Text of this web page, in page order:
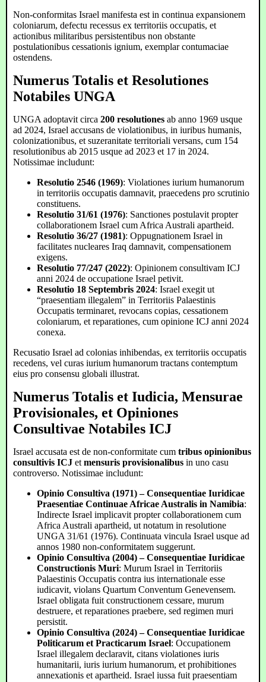
Non-conformitas Israel manifesta est in continua expansionem
coloniarum, defectu recessus ex territoriis occupatis, et
actionibus militaribus persistentibus non obstante
postulationibus cessationis ignium, exemplar contumaciae
ostendens.
Numerus Totalis et Resolutiones
Notabiles UNGA
UNGA adoptavit circa200 resolutiones ab anno 1969 usque
ad 2024, Israel accusans de violationibus, in iuribus humanis,
colonizationibus, et suzeranitate territoriali versans, cum 154
resolutionibus ab 2015 usque ad 2023 et 17 in 2024.
Notissimae includunt:
Resolutio 2546 (1969): Violationes iurium humanorum
in territoriis occupatis damnavit, praecedens pro scrutinio
constituens.
Resolutio 31/61 (1976): Sanctiones postulavit propter
collaborationem Israel cum Africa Australi apartheid.
Resolutio 36/27 (1981): Oppugnationem Israel in
facilitates nucleares Iraq damnavit, compensationem
exigens.
Resolutio 77/247 (2022): Opinionem consultivam ICJ
anni 2024 de occupatione Israel petivit.
Resolutio 18 Septembris 2024: Israel exegit ut
“praesentiam illegalem” in Territoriis Palaestinis
Occupatis terminaret, revocans copias, cessationem
coloniarum, et reparationes, cum opinione ICJ anni 2024
conexa.
Recusatio Israel ad colonias inhibendas, ex territoriis occupatis
recedens, vel curas iurium humanorum tractans contemptum
eius pro consensu globali illustrat.
Numerus Totalis et Iudicia, Mensurae
Provisionales, et Opiniones
Consultivae Notabiles ICJ
Israel accusata est de non-conformitate cumtribus opinionibus
consultivis ICJ etmensuris provisionalibus in uno casu
controverso. Notissimae includunt:
Opinio Consultiva (1971) – Consequentiae Iuridicae
Praesentiae Continuae Africae Australis in Namibia:
Indirecte Israel implicavit propter collaborationem cum
Africa Australi apartheid, ut notatum in resolutione
UNGA 31/61 (1976). Continuata vincula Israel usque ad
annos 1980 non-conformitatem suggerunt.
Opinio Consultiva (2004) – Consequentiae Iuridicae
Constructionis Muri: Murum Israel in Territoriis
Palaestinis Occupatis contra ius internationale esse
iudicavit, violans Quartum Conventum Genevensem.
Israel obligata fuit constructionem cessare, murum
destruere, et reparationes praebere, sed regimen muri
persistit.
Opinio Consultiva (2024) – Consequentiae Iuridicae
Politicarum et Practicarum Israel: Occupationem
Israel illegalem declaravit, citans violationes iuris
humanitarii, iuris iurium humanorum, et prohibitiones
annexationis et apartheid. Israel iussa fuit praesentiam